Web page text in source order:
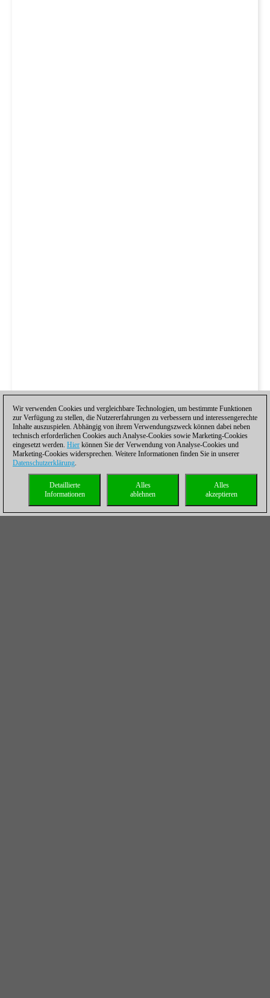
Wir verwenden Cookies und vergleichbare Technologien, um bestimmte Funktionen
zur Verfügung zu stellen, die Nutzererfahrungen zu verbessern und interessengerechte
Inhalte auszuspielen. Abhängig von ihrem Verwendungszweck können dabei neben
technisch erforderlichen Cookies auch Analyse-Cookies sowie Marketing-Cookies
eingesetzt werden. Hier können Sie der Verwendung von Analyse-Cookies und
Marketing-Cookies widersprechen. Weitere Informationen finden Sie in unserer
Datenschutzerklärung.
Alles
akzeptieren
Alles
ablehnen
Detaillierte
Informationen